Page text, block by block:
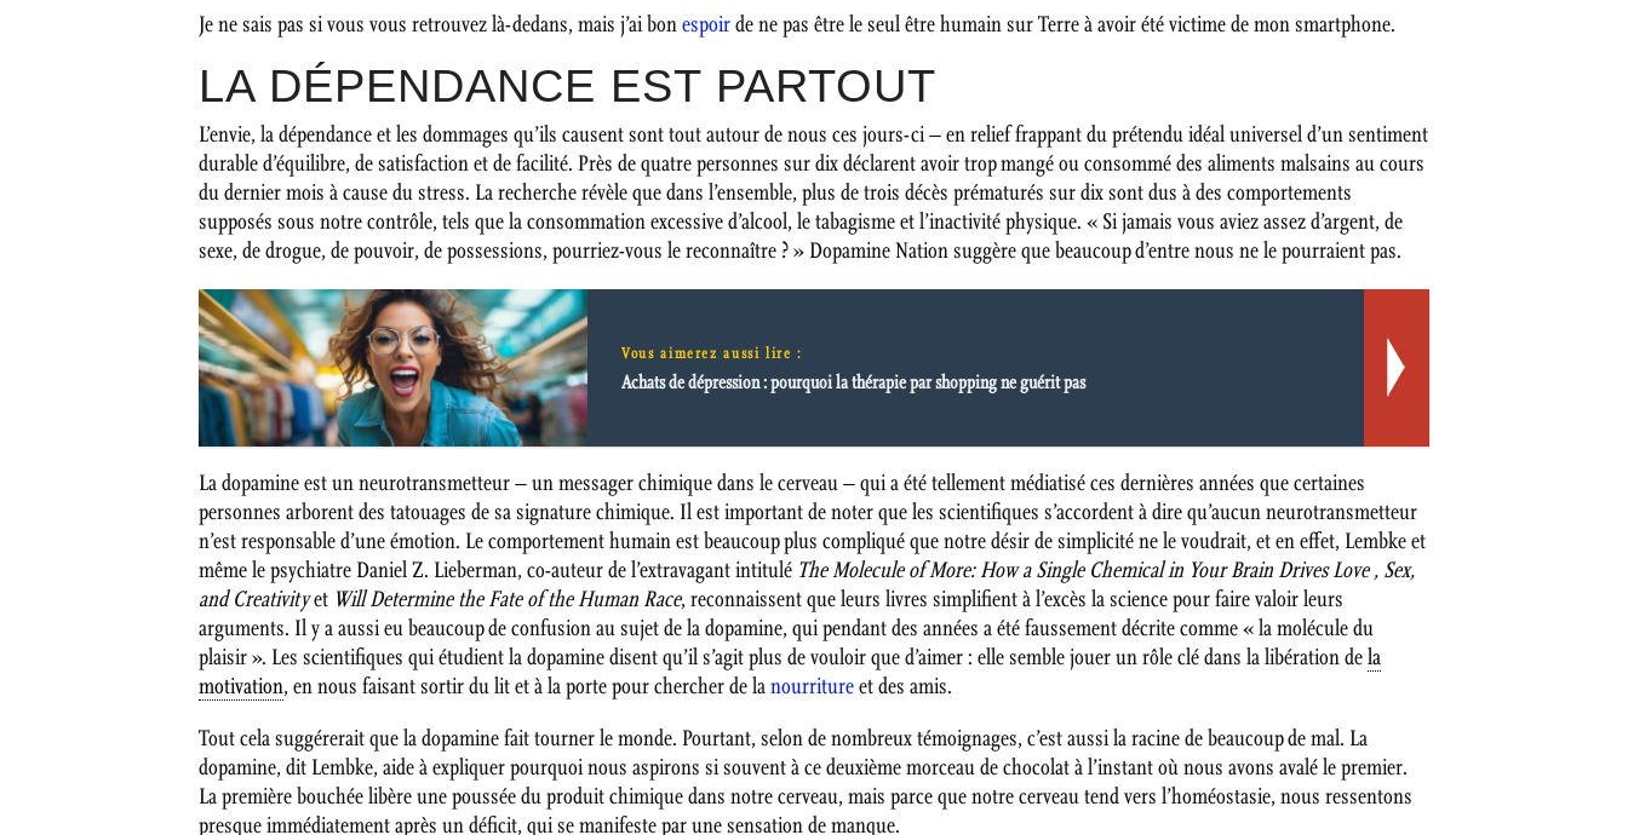
Je ne sais pas si vous vous retrouvez là-dedans, mais j’ai bonespoirde ne pas être le seul être humain sur Terre à avoir été victime de mon smartphone.
LA DÉPENDANCE EST PARTOUT
L’envie, la dépendance et les dommages qu’ils causent sont tout autour de nous ces jours-ci – en relief frappant du prétendu idéal universel d’un sentiment
durable d’équilibre, de satisfaction et de facilité. Près de quatre personnes sur dix déclarent avoir trop mangé ou consommé des aliments malsains au cours
du dernier mois à cause du stress. La recherche révèle que dans l’ensemble, plus de trois décès prématurés sur dix sont dus à des comportements
supposés sous notre contrôle, tels que la consommation excessive d’alcool, le tabagisme et l’inactivité physique. « Si jamais vous aviez assez d’argent, de
sexe, de drogue, de pouvoir, de possessions, pourriez-vous le reconnaître ? » Dopamine Nation suggère que beaucoup d’entre nous ne le pourraient pas.
Vous aimerez aussi lire :
Achats de dépression : pourquoi la thérapie par shopping ne guérit pas
La dopamine est un neurotransmetteur – un messager chimique dans le cerveau – qui a été tellement médiatisé ces dernières années que certaines
personnes arborent des tatouages ​​de sa signature chimique. Il est important de noter que les scientifiques s’accordent à dire qu’aucun neurotransmetteur
n’est responsable d’une émotion. Le comportement humain est beaucoup plus compliqué que notre désir de simplicité ne le voudrait, et en effet, Lembke et
même le psychiatre Daniel Z. Lieberman, co-auteur de l’extravagant intitulé The Molecule of More: How a Single Chemical in Your Brain Drives Love , Sex,
and Creativityet Will Determine the Fate of the Human Race, reconnaissent que leurs livres simplifient à l’excès la science pour faire valoir leurs
arguments. Il y a aussi eu beaucoup de confusion au sujet de la dopamine, qui pendant des années a été faussement décrite comme « la molécule du
plaisir ». Les scientifiques qui étudient la dopamine disent qu’il s’agit plus de vouloir que d’aimer : elle semble jouer un rôle clé dans la libération dela
motivation, en nous faisant sortir du lit et à la porte pour chercher de lanourritureet des amis.
Tout cela suggérerait que la dopamine fait tourner le monde. Pourtant, selon de nombreux témoignages, c’est aussi la racine de beaucoup de mal. La
dopamine, dit Lembke, aide à expliquer pourquoi nous aspirons si souvent à ce deuxième morceau de chocolat à l’instant où nous avons avalé le premier.
La première bouchée libère une poussée du produit chimique dans notre cerveau, mais parce que notre cerveau tend vers l’homéostasie, nous ressentons
presque immédiatement après un déficit, qui se manifeste par une sensation de manque.